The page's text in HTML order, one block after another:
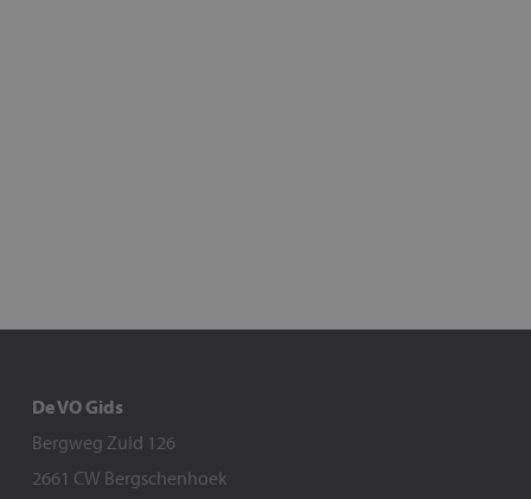
De VO Gids
Bergweg Zuid 126
2661 CW Bergschenhoek